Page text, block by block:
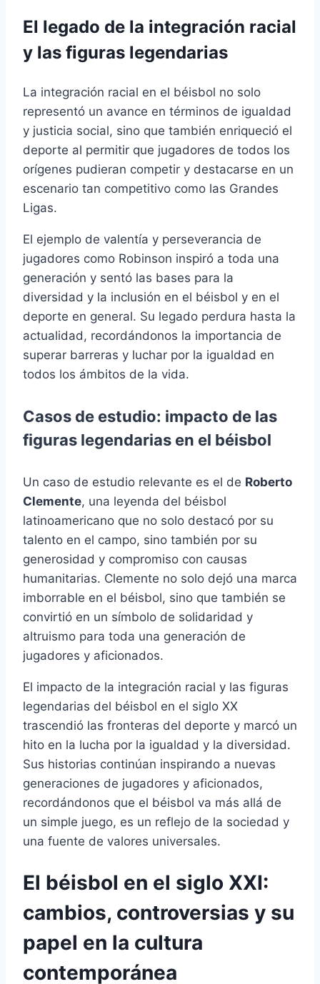
El legado de la integración racial
y las figuras legendarias
La integración racial en el béisbol no solo
representó un avance en términos de igualdad
y justicia social, sino que también enriqueció el
deporte al permitir que jugadores de todos los
orígenes pudieran competir y destacarse en un
escenario tan competitivo como las Grandes
Ligas.
El ejemplo de valentía y perseverancia de
jugadores como Robinson inspiró a toda una
generación y sentó las bases para la
diversidad y la inclusión en el béisbol y en el
deporte en general. Su legado perdura hasta la
actualidad, recordándonos la importancia de
superar barreras y luchar por la igualdad en
todos los ámbitos de la vida.
Casos de estudio: impacto de las
figuras legendarias en el béisbol
Un caso de estudio relevante es el de Roberto
Clemente, una leyenda del béisbol
latinoamericano que no solo destacó por su
talento en el campo, sino también por su
generosidad y compromiso con causas
humanitarias. Clemente no solo dejó una marca
imborrable en el béisbol, sino que también se
convirtió en un símbolo de solidaridad y
altruismo para toda una generación de
jugadores y aficionados.
El impacto de la integración racial y las figuras
legendarias del béisbol en el siglo XX
trascendió las fronteras del deporte y marcó un
hito en la lucha por la igualdad y la diversidad.
Sus historias continúan inspirando a nuevas
generaciones de jugadores y aficionados,
recordándonos que el béisbol va más allá de
un simple juego, es un reflejo de la sociedad y
una fuente de valores universales.
El béisbol en el siglo XXI:
cambios, controversias y su
papel en la cultura
contemporánea